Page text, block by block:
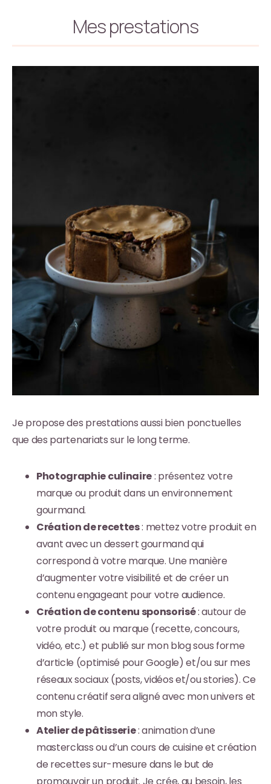
Mes prestations
Je propose des prestations aussi bien ponctuelles
que des partenariats sur le long terme.
Photographie culinaire: présentez votre
marque ou produit dans un environnement
gourmand.
Création de recettes: mettez votre produit en
avant avec un dessert gourmand qui
correspond à votre marque. Une manière
d’augmenter votre visibilité et de créer un
contenu engageant pour votre audience.
Création de contenu sponsorisé: autour de
votre produit ou marque (recette, concours,
vidéo, etc.) et publié sur mon blog sous forme
d’article (optimisé pour Google) et/ou sur mes
réseaux sociaux (posts, vidéos et/ou stories). Ce
contenu créatif sera aligné avec mon univers et
mon style.
Atelier de pâtisserie: animation d’une
masterclass ou d’un cours de cuisine et création
de recettes sur-mesure dans le but de
promouvoir un produit. Je crée, au besoin, les